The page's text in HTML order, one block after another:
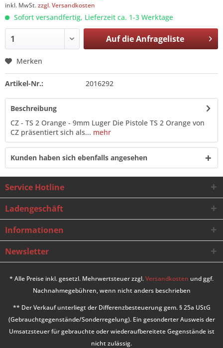
inkl. MwSt.zzgl. Versandkosten
Sofort versandfertig, Lieferzeit ca. 1-3 Werktage
Auf dieAnfrageliste
Merken
Artikel-Nr.: 2016292
Beschreibung
CZ - TS 2 Orange - 9mm Luger Die Pistole TS 2 Orange von
CZ präsentiert sich als... mehr
Kunden haben sich ebenfalls angesehen
Service Hotline
Ladengeschäft
Informationen
Newsletter
* Alle Preise inkl. gesetzl. Mehrwertsteuer zzgl.Versandkosten und ggf.
Nachnahmegebühren, wenn nicht anders beschrieben
** Der Verkauf unterliegt der Differenzbesteuerung gem. § 25a UStG
(Gebrauchtgegenstände/Sonderregelung). Ein gesonderter Ausweis der
Umsatzsteuer für gebrauchte oder wiederaufbereitete Gegenstände ist
nicht zulässig.